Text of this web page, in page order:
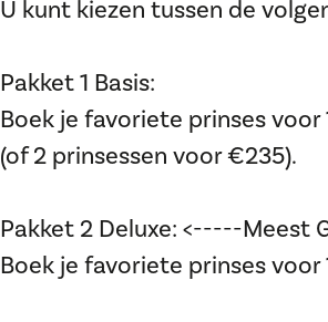
U kunt kiezen tussen de
Pakket 1 Basis:
Boek je favoriete prinses voor
(of 2 prinsessen voor €235).
Pakket 2 Deluxe: <-----Meest
Boek je favoriete prinses